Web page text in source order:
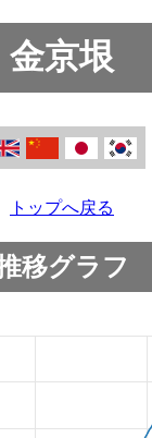
金京垠
トップへ戻る
移グラフ